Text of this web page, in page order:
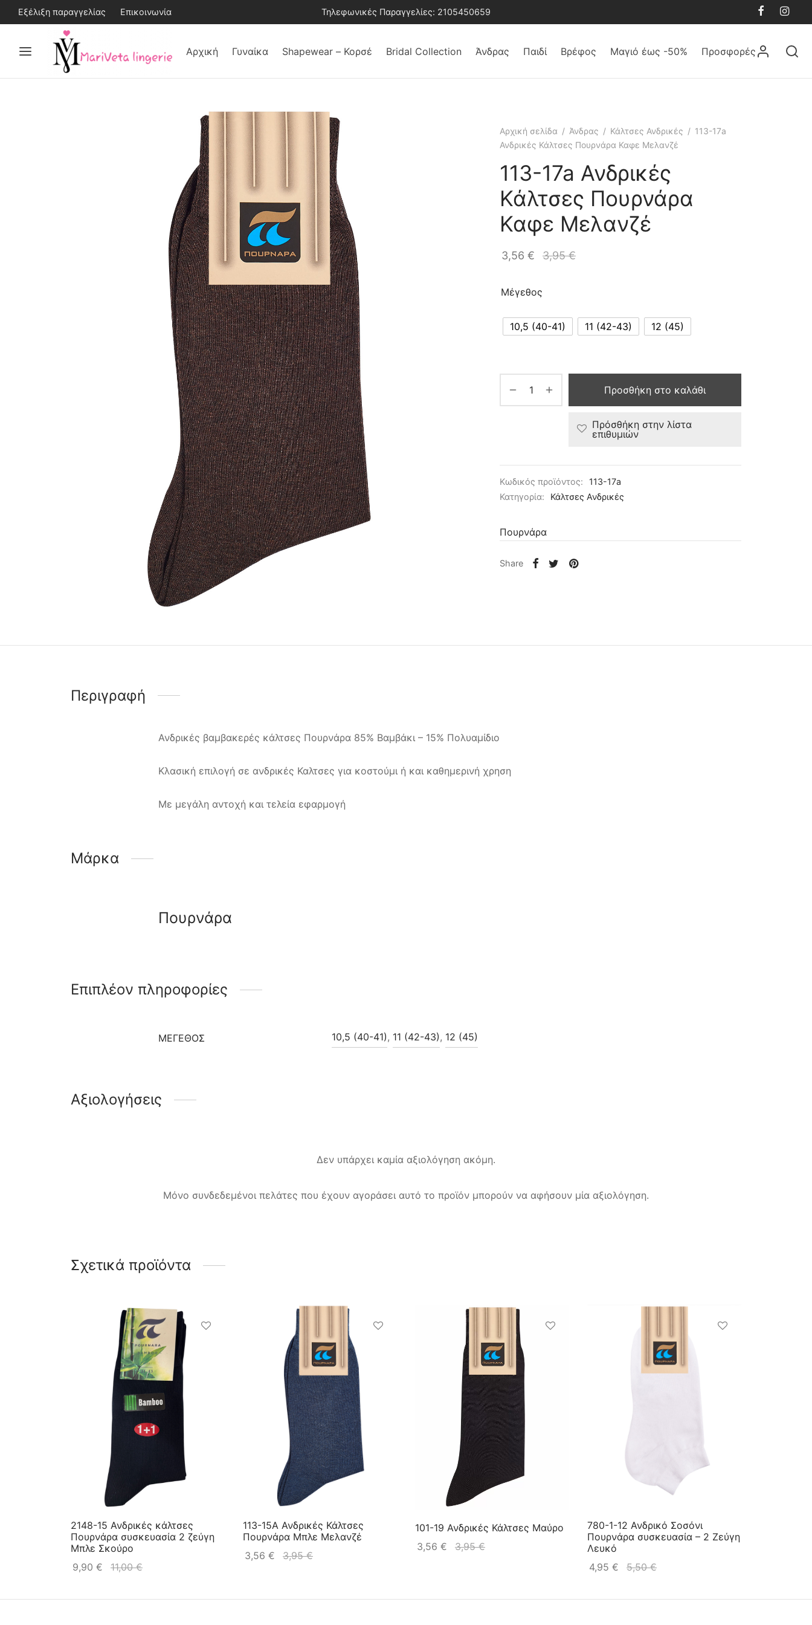
Εξέλιξη παραγγελίας Επικοινωνία Τηλεφωνικές Παραγγελίες: 2105450659
Αρχική Γυναίκα Shapewear – Κορσέ Bridal Collection Άνδρας Παιδί Βρέφος Μαγιό έως -50% Προσφορές
Αρχική σελίδα / Άνδρας / Κάλτσες Ανδρικές / 113-17a
Ανδρικές Κάλτσες Πουρνάρα Καφε Μελανζέ
113-17a Ανδρικές
Κάλτσες Πουρνάρα
Καφε Μελανζέ
3,56 € 3,95€
Μέγεθος
10,5 (40-41) 11 (42-43) 12 (45)
Προσθήκη στο καλάθι
Πρόσθήκη στην λίστα
επιθυμιών
Κωδικός προϊόντος:
113-17a
Κατηγορία:
Κάλτσες Ανδρικές
Πουρνάρα
Share
Περιγραφή
Ανδρικές βαμβακερές κάλτσες Πουρνάρα 85% Βαμβάκι – 15% Πολυαμίδιο
Κλασική επιλογή σε ανδρικές Καλτσες για κοστούμι ή και καθημερινή χρηση
Με μεγάλη αντοχή και τελεία εφαρμογή
Μάρκα
Πουρνάρα
Επιπλέον πληροφορίες
ΜΈΓΕΘΟΣ 10,5 (40-41), 11 (42-43), 12 (45)
Αξιολογήσεις
Δεν υπάρχει καμία αξιολόγηση ακόμη.
Μόνο συνδεδεμένοι πελάτες που έχουν αγοράσει αυτό το προϊόν μπορούν να αφήσουν μία αξιολόγηση.
Σχετικά προϊόντα
2148-15 Ανδρικές κάλτσες
Πουρνάρα συσκευασία 2 ζεύγη
Μπλε Σκούρο
9,90 € 11,00€
113-15A Ανδρικές Κάλτσες
Πουρνάρα Μπλε Μελανζέ
3,56 € 3,95€
101-19 Ανδρικές Κάλτσες Μαύρο
3,56 € 3,95€
780-1-12 Ανδρικό Σοσόνι
Πουρνάρα συσκευασία – 2 Ζεύγη
Λευκό
4,95 € 5,50€